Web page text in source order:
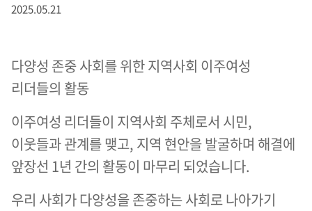
2025.05.21
다양성 존중 사회를 위한 지역사회 이주여성
리더들의 활동
이주여성 리더들이 지역사회 주체로서 시민,
이웃들과 관계를 맺고, 지역 현안을 발굴하며 해결에
앞장선 1년 간의 활동이 마무리 되었습니다.
우리 사회가 다양성을 존중하는 사회로 나아가기